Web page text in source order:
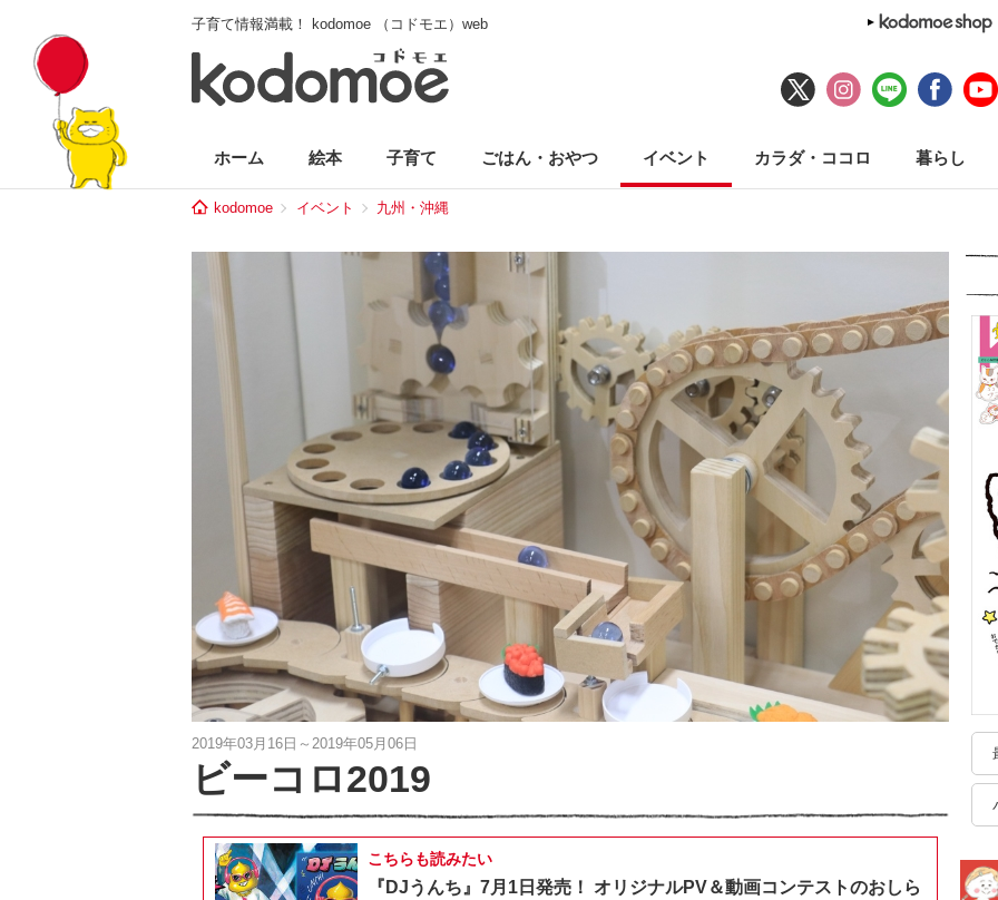
子育て情報満載！ kodomoe （コドモエ）web
ホーム 絵本 子育て ごはん・おやつ イベント カラダ・ココロ 暮らし
kodomoe イベント 九州・沖縄
2019年03月16日～2019年05月06日
ビーコロ2019
こちらも読みたい
『DJうんち』7月1日発売！ オリジナルPV＆動画コンテストのおしら